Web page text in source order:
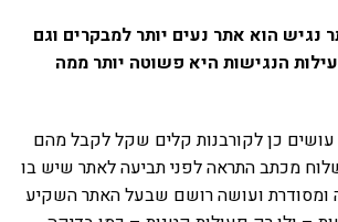
נגיש הוא אתר נעים יותר למבקרים וגם
הנגישות היא פשוטה יותר ממה
עושים כן לקורבנות קלים שקל לקבל מהם
מכתב התראה לפני תביעה לאתר שיש בו
ומסודרת ועושה רושם שבעל האתר השקיע